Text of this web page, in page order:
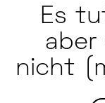
Es
aber
nicht